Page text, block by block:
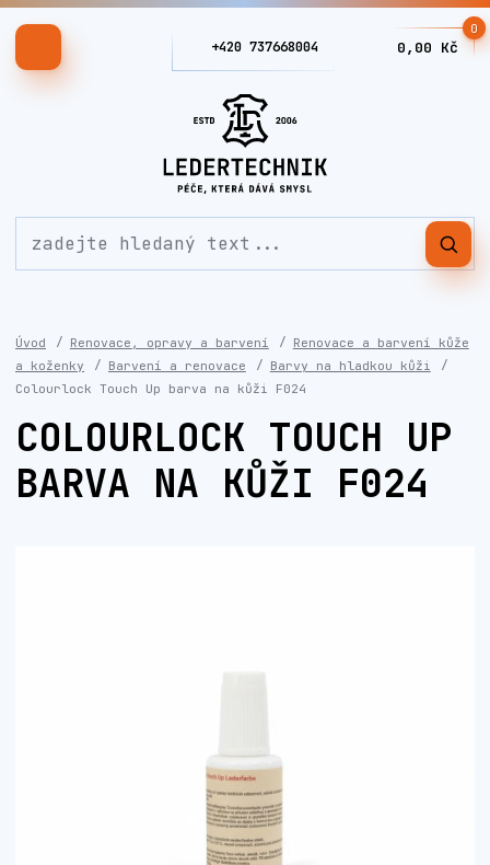
+420 737668004
0
0,00 Kč
Úvod Renovace, opravy a barvení
Renovace a barvení kůže
a koženky
Barvení a renovace
Barvy na hladkou kůži
Colourlock Touch Up barva na kůži F024
COLOURLOCK TOUCH UP
BARVA NA KŮŽI F024